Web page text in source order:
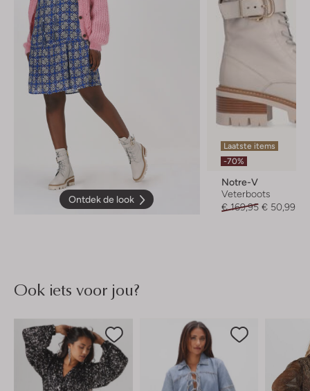
Ontdek de look
Laatste items
-70%
Notre-V
Veterboots
€ 169,95 € 50,99
Ook iets voor jou?